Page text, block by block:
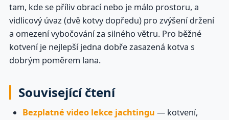
tam, kde se příliv obrací nebo je málo prostoru, a
vidlicový úvaz (dvě kotvy dopředu) pro zvýšení držení
a omezení vybočování za silného větru. Pro běžné
kotvení je nejlepší jedna dobře zasazená kotva s
dobrým poměrem lana.
Související čtení
Bezplatné video lekce jachtingu — kotvení,